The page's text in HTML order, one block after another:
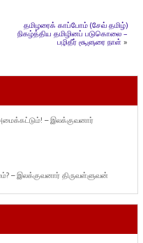
தமிழரைக் காப்போம் (சேவ் தமிழ்)
நிகழ்த்திய தமிழினப் படுகொலை –
பழிதீர் சூளுரை நாள் »
– இலக்குவனார்
– இலக்குவனார் திருவள்ளுவன்